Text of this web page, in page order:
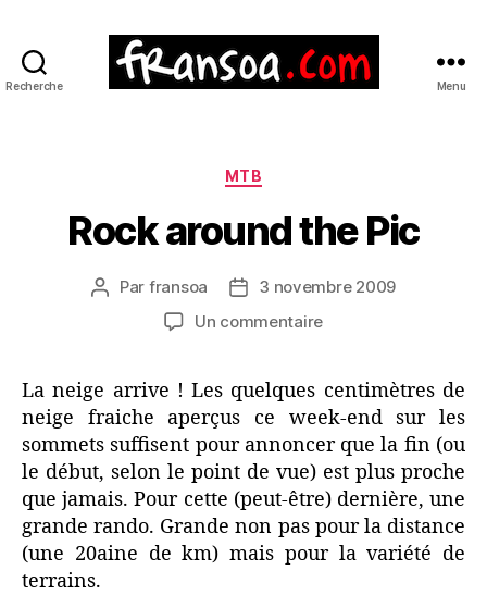
Recherche Menu
Catégories
MTB
Rock around the Pic
Auteur
Par fransoa
Date3 novembre 2009
Un commentairesur
the
Pic
La neige arrive ! Les quelques centimètres de
neige fraiche aperçus ce week-end sur les
sommets suffisent pour annoncer que la fin (ou
le début, selon le point de vue) est plus proche
que jamais. Pour cette (peut-être) dernière, une
grande rando. Grande non pas pour la distance
(une 20aine de km) mais pour la variété de
terrains.